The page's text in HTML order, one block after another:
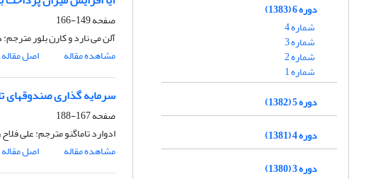
صفحه149-166
آلن می نارد و کارن بلور
مشاهده مقاله
اصل مقاله
سرمایه گذاری صندوقهای
صفحه167-188
ادوارد تاماگنو مترجم: علی فلاح
مشاهده مقاله
اصل مقاله
دوره 6 (1383)
شماره 4
شماره 3
شماره 2
شماره 1
دوره 5 (1382)
دوره 4 (1381)
دوره 3 (1380)